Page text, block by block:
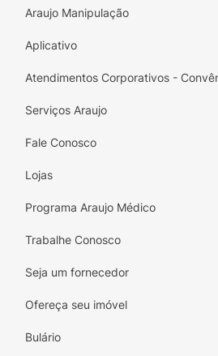
no pré ou pós-treino, ou
embalagem de 450g
medidor para facilitar o
Escolha a tradição e
Protein Chocolate Parmalat
estilo de vida mais ativo e
Araujo Manipulação
Aplicativo
Atendimentos Corporativos -
Serviços Araujo
Fale Conosco
Lojas
Programa Araujo Médico
Trabalhe Conosco
Seja um fornecedor
Ofereça seu imóvel
Bulário